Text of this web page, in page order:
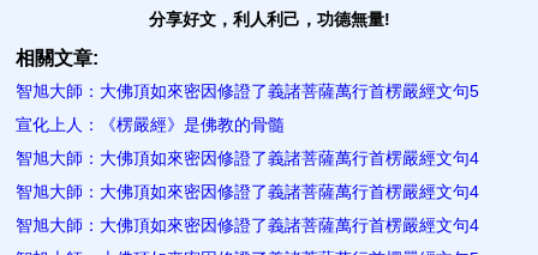
分享好文，利人利己，功德無量!
相關文章:
智旭大師：大佛頂如來密因修證了義諸菩薩萬行首楞嚴經文句5
宣化上人：《楞嚴經》是佛教的骨髓
智旭大師：大佛頂如來密因修證了義諸菩薩萬行首楞嚴經文句4
智旭大師：大佛頂如來密因修證了義諸菩薩萬行首楞嚴經文句4
智旭大師：大佛頂如來密因修證了義諸菩薩萬行首楞嚴經文句4